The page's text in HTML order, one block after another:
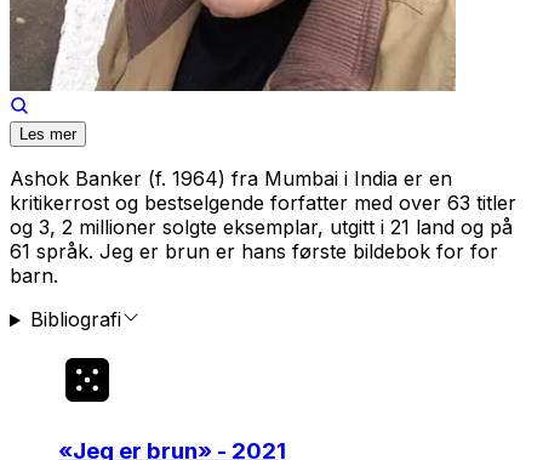
Les mer
Ashok Banker (f. 1964) fra Mumbai i India er en
kritikerrost og bestselgende forfatter med over 63 titler
og 3, 2 millioner solgte eksemplar, utgitt i 21 land og på
61 språk. Jeg er brun er hans første bildebok for for
barn.
Bibliografi
«Jeg er brun» - 2021